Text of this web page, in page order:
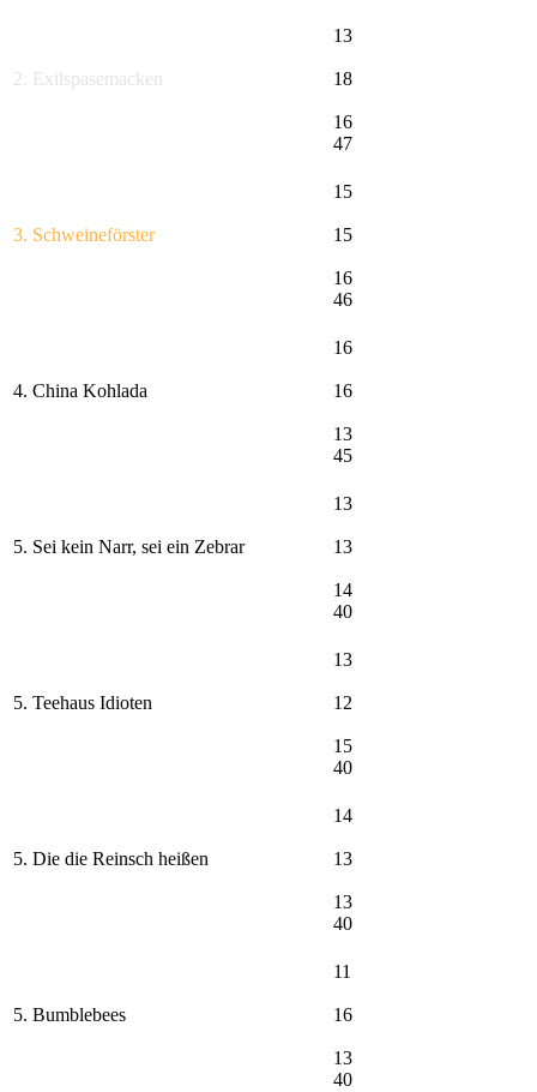
2. Exilspasemacken
13
18
16
47
3. Schweineförster
15
15
16
46
4. China Kohlada
16
16
13
45
5. Sei kein Narr, sei ein Zebrar
13
13
14
40
5. Teehaus Idioten
13
12
15
40
5. Die die Reinsch heißen
14
13
13
40
5. Bumblebees
11
16
13
40